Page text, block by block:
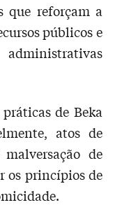
que reforçam a
públicos e
de Beka
atos de
de
os princípios de